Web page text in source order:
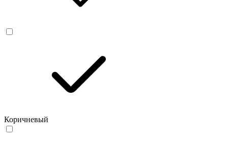
Коричневый